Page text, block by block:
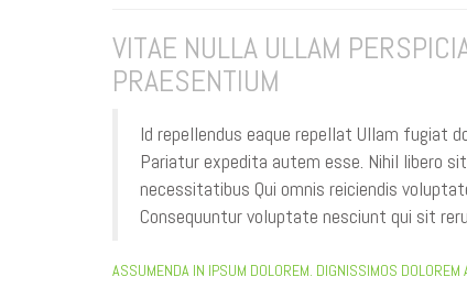
VITAE NULLA ULLAM
PRAESENTIUM
Id repellendus eaque repellat Ullam fugiat
Pariatur expedita autem esse. Nihil libero
necessitatibus Qui omnis reiciendis
Consequuntur voluptate nesciunt qui sit
ASSUMENDA IN IPSUM DOLOREM. DIGNISSIMOS